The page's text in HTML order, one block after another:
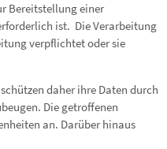
Bereitstellung einer
ist. Die Verarbeitung
verpflichtet oder sie
daher ihre Daten durch
Die getroffenen
an. Darüber hinaus